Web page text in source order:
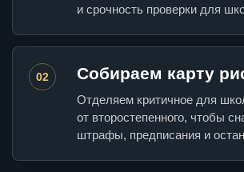
и срочность проверки для
02 Собираем карту
Отделяем критичное для
от второстепенного, чтобы
штрафы, предписания и